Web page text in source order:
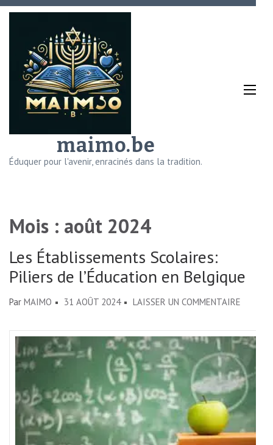
Aller
(Pressez
Entrée)
maimo.be
Éduquer pour l'avenir, enracinés dans la tradition.
Mois : août 2024
Les Établissements Scolaires:
Piliers de l’Éducation en Belgique
Par MAIMO 31 AOÛT 2024 LAISSER UN COMMENTAIRE
PILIERS
DE